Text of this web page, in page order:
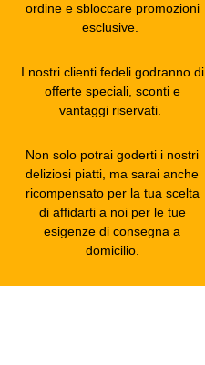
ordine e sbloccare promozioni
esclusive.
I nostri clienti fedeli godranno di
offerte speciali, sconti e
vantaggi riservati.
Non solo potrai goderti i nostri
deliziosi piatti, ma sarai anche
ricompensato per la tua scelta
di affidarti a noi per le tue
esigenze di consegna a
domicilio.